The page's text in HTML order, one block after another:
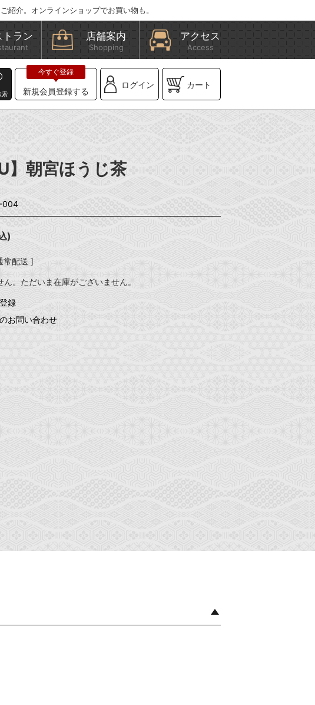
介。オンラインショップでお買い物も。
トラン 店舗案内
Shopping
アクセス
Access
索 新規会員登録する
ログイン カート
】朝宮ほうじ茶
004
)
常配送 ]
。ただいま在庫がございません。
録
お問い合わせ